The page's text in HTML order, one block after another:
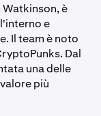
Watkinson, è
e
Il team è noto
Dal
una delle
più